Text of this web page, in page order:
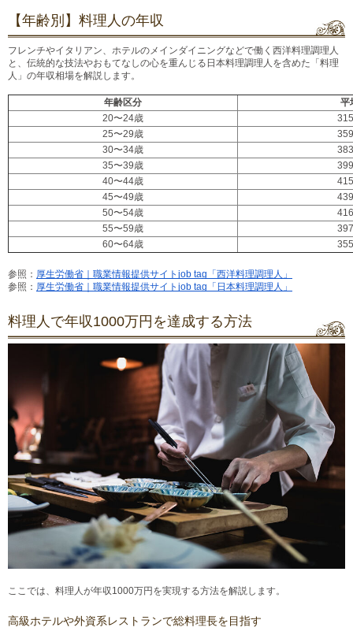
【年齢別】料理人の年収
フレンチやイタリアン、ホテルのメインダイニングなどで働く西洋料理調理人
と、伝統的な技法やおもてなしの心を重んじる日本料理調理人を含めた「料理
人」の年収相場を解説します。
年齢区分
平
20〜24歳
25〜29歳
30〜34歳
35〜39歳
40〜44歳
45〜49歳
50〜54歳
55〜59歳
60〜64歳
参照： 厚生労働省｜職業情報提供サイトjob tag「西洋料理調理人」
参照： 厚生労働省｜職業情報提供サイトjob tag「日本料理調理人」
料理人で年収1000万円を達成する方法
ここでは、料理人が年収1000万円を実現する方法を解説します。
高級ホテルや外資系レストランで総料理長を目指す